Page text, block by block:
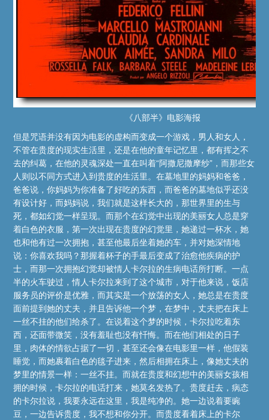
《八部半》电影海报
但是咒语并没有因为电影的虚构而变成一个游戏，男人和女人，
不管在贵度的现实生活里，还是在他的童年记忆里，都有挥之不
去的纠葛，在他的灵魂深处一直在叫着“阿撒尼撒摩纱”，而那些女
人则以不同方式进入到贵度的生活里。在墓地里的妈妈和爸爸，
爸爸说，你妈妈为你准备了好吃的东西，而爸爸的墓地似乎还没
有设计好，而妈妈说，我们就是这样长大的，那世界里的生与
死，都如幻觉一样呈现。而那个在幻觉中出现的美丽女人总是穿
着白色的衣服，第一次出现在贵度的幻觉里，她递过一杯水，她
也和他有过一次拥抱，甚至他最后坐着她的车，并对她深情地
说：你喜欢我吗？那握着杯子的手最后变成了治愈他疾病的护
士，而那一次拥抱幻觉却被情人卡尔拉的生病电话所打断。一点
半的火车驶过，情人卡尔拉来到了这个城市，对于他来说，饭店
服务员的评价是优雅，而其实是一个放荡的女人，她总是在贵度
面前提到她的丈夫，并且告诉他一个梦，在梦中，丈夫把在床上
一丝不挂的他们给杀了。在说着这个梦的时候，卡尔拉吃着东
西，还面带微笑，没有羞耻也没有忏悔。而在他们相处的日子
里，肉体的情欲占据了一切，甚至还会像在电影里一样，他假装
睡觉，而她裹着白色的毯子进来，然后相拥在床上，像她丈夫的
梦里的情景一样：一丝不挂。而就在贵度和幻想中的美丽女孩相
拥的时候，卡尔拉的电话打来，她莫名发热了。贵度赶去，病态
的卡尔拉说，我要永远在这里，我是纯净的。她一边说着要豌
豆，一边告诉贵度，我不想和你分开。而贵度看着床上的卡尔